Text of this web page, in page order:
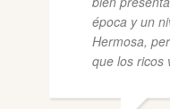
época y un
Hermosa,
que los ricos